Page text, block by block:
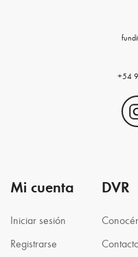
+54
Mi cuenta
Iniciar sesión
Registrarse
DVR